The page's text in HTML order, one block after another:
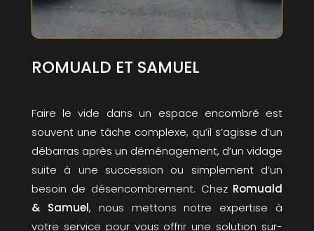
ROMUALD ET SAMUEL
Faire le vide dans un espace encombré est
souvent une tâche complexe, qu’il s’agisse d’un
débarras après un déménagement, d’un vidage
suite à une succession ou simplement d’un
besoin de désencombrement. Chez Romuald
& Samuel, nous mettons notre expertise à
votre service pour vous offrir une solution sur-